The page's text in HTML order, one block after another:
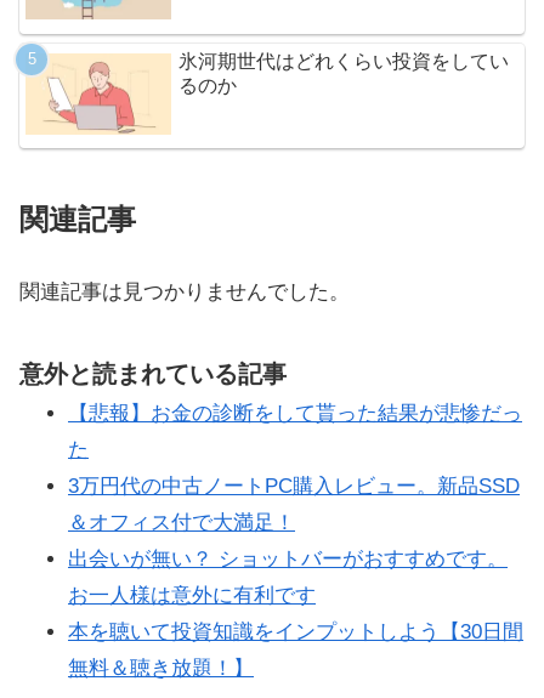
氷河期世代はどれくらい投資をしてい
るのか
関連記事
関連記事は見つかりませんでした。
意外と読まれている記事
【悲報】お金の診断をして貰った結果が悲惨だっ
た
3万円代の中古ノートPC購入レビュー。新品SSD
＆オフィス付で大満足！
出会いが無い？ ショットバーがおすすめです。
お一人様は意外に有利です
本を聴いて投資知識をインプットしよう【30日間
無料＆聴き放題！】